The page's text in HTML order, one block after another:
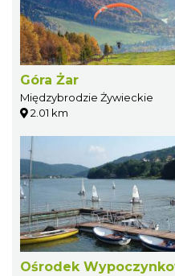
Góra Żar
Międzybrodzie Żywieckie
2.01 km
Ośrodek